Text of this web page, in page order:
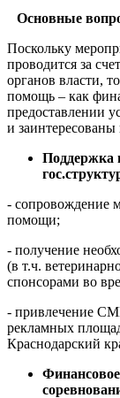
Основные
Поскольку
проводится за
органов власти,
помощь – как
предоставлении
и
Поддержка
- сопровождение
помощи;
- получение
(в т.ч.
спонсорами во
- привлечение
рекламных
Краснодарский
Финансовое